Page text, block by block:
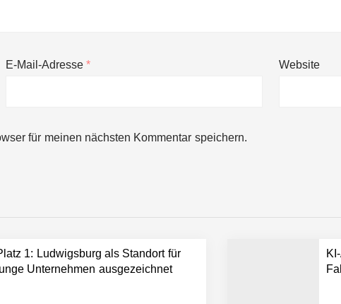
E-Mail-Adresse * Website
für meinen nächsten Kommentar speichern.
1: Ludwigsburg als Standort für
Unternehmen ausgezeichnet
FiniteNow ermöglicht sofortige Angebotskalkulation für schnellere